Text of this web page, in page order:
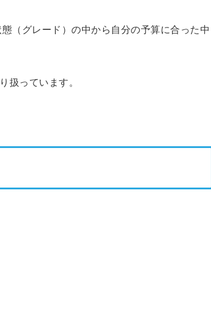
（グレード）の中から自分の予算に合った中
扱っています。